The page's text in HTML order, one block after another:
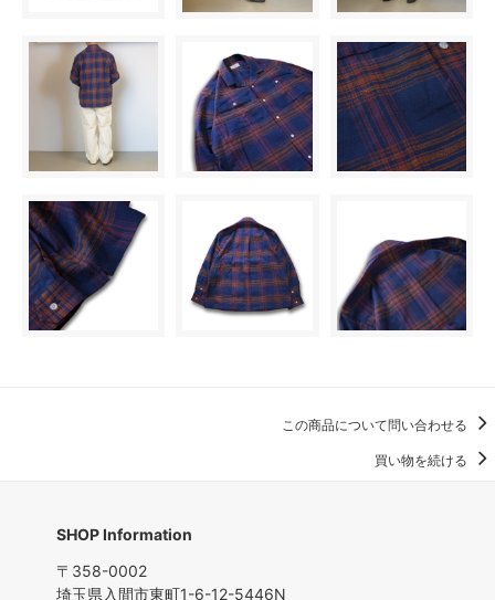
この商品について問い合わせる
買い物を続ける
SHOP Information
〒358-0002
埼玉県入間市東町1-6-12-5446N